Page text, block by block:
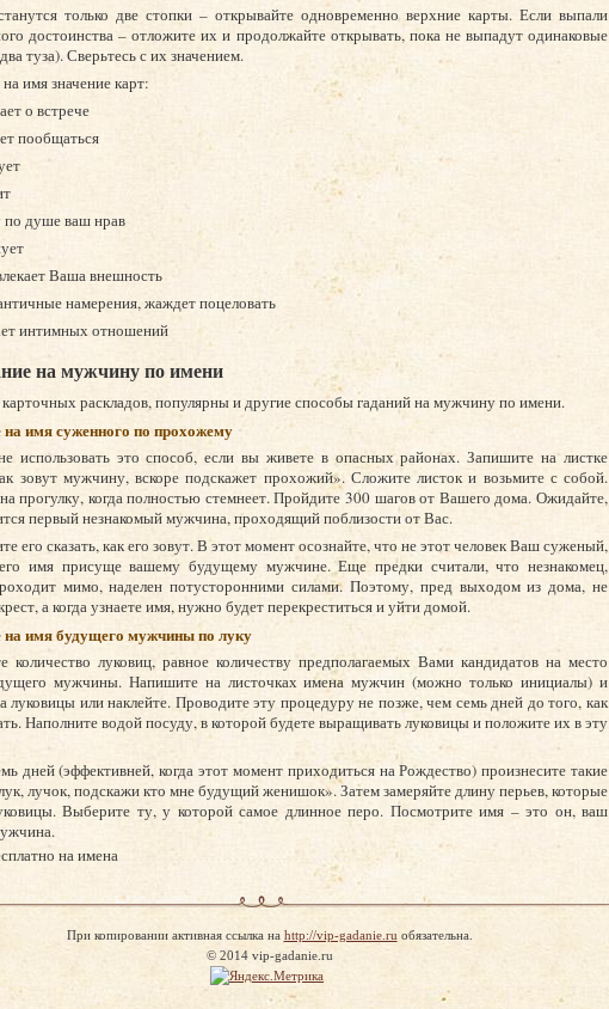
только две стопки – открывайте одновременно верхние карты. Если выпали
достоинства – отложите их и продолжайте открывать, пока не выпадут одинаковые
туза). Сверьтесь с их значением.
имя значение карт:
о встрече
пообщаться
по душе ваш нрав
Ваша внешность
намерения, жаждет поцеловать
интимных отношений
на мужчину по имени
раскладов, популярны и другие способы гаданий на мужчину по имени.
на имя суженного по прохожему
использовать это способ, если вы живете в опасных районах. Запишите на листке
зовут мужчину, вскоре подскажет прохожий». Сложите листок и возьмите с собой.
прогулку, когда полностью стемнеет. Пройдите 300 шагов от Вашего дома. Ожидайте,
первый незнакомый мужчина, проходящий поблизости от Вас.
его сказать, как его зовут. В этот момент осознайте, что не этот человек Ваш суженый,
имя присуще вашему будущему мужчине. Еще предки считали, что незнакомец,
мимо, наделен потусторонними силами. Поэтому, пред выходом из дома, не
а когда узнаете имя, нужно будет перекреститься и уйти домой.
на имя будущего мужчины по луку
количество луковиц, равное количеству предполагаемых Вами кандидатов на место
мужчины. Напишите на листочках имена мужчин (можно только инициалы) и
луковицы или наклейте. Проводите эту процедуру не позже, чем семь дней до того, как
Наполните водой посуду, в которой будете выращивать луковицы и положите их в эту
дней (эффективней, когда этот момент приходиться на Рождество) произнесите такие
лучок, подскажи кто мне будущий женишок». Затем замеряйте длину перьев, которые
Выберите ту, у которой самое длинное перо. Посмотрите имя – это он, ваш
на имена
При копировании активная ссылка на http://vip-gadanie.ru обязательна.
© 2014 vip-gadanie.ru